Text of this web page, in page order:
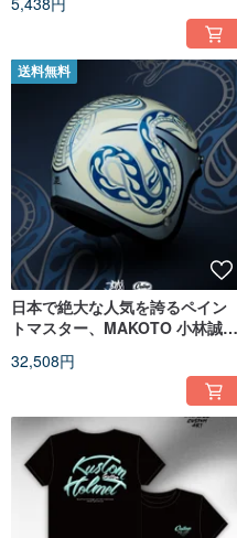
送料無料
日本で絶大な人気を誇るペイン
トマスター、MAKOTO 小林誠 ×
のヴィンテージピンストライプ
32,508円